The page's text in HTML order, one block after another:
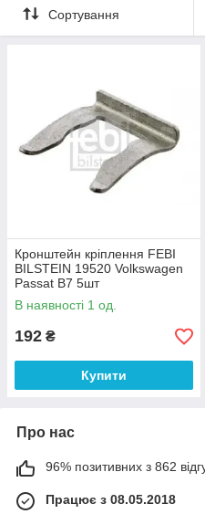
Сортування
Кронштейн кріплення FEBI
BILSTEIN 19520 Volkswagen
Passat B7 5шт
В наявності 1 од.
192 ₴
Купити
Про нас
96% позитивних з 862
Працює з 08.05.2018